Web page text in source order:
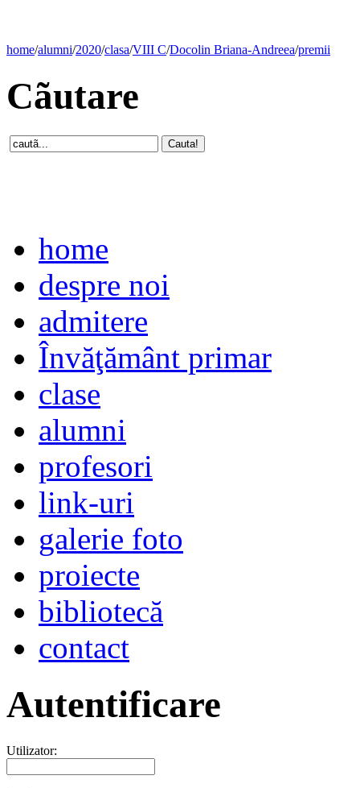
home/alumni/2020/clasa/VIII C/Docolin Briana-Andreea/premii
Cãutare
home
despre noi
admitere
Învăţământ primar
clase
alumni
profesori
link-uri
galerie foto
proiecte
bibliotecă
contact
Autentificare
Utilizator: